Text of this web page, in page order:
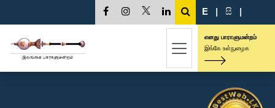
E | සි |
எனது பாராளுமன்றம்
இங்கே உள்நுழைக